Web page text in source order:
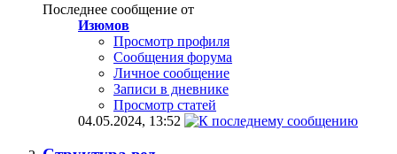
Последнее сообщение от
Изюмов
Просмотр профиля
Сообщения форума
Личное сообщение
Записи в дневнике
Просмотр статей
04.05.2024, 13:52